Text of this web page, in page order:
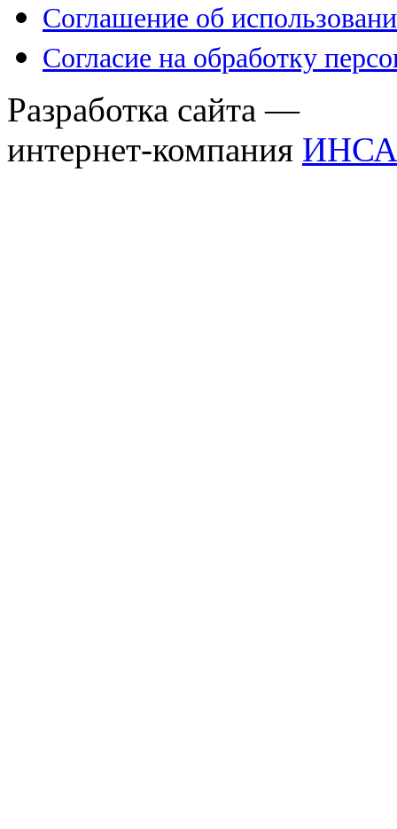
Соглашение об
Согласие на обработку
Разработка сайта —
интернет-компания